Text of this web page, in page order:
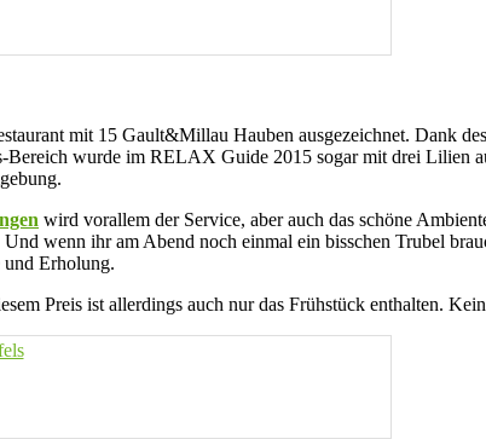
mit 15 Gault&Millau Hauben ausgezeichnet. Dank
wurde im RELAX Guide 2015 sogar mit drei Lilien
wird vorallem der Service, aber auch das schöne
wenn ihr am Abend noch einmal ein bisschen Trubel
und Erholung.
Preis ist allerdings auch nur das Frühstück enthalten.